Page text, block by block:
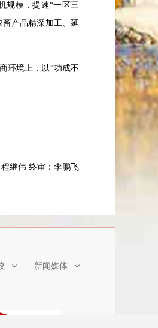
规模，提速“一区三
产品精深加工、延
环境上，以“功成不
继伟 终审 ： 李鹏飞
新闻媒体